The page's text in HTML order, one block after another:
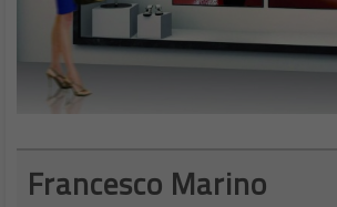
Francesco Marino